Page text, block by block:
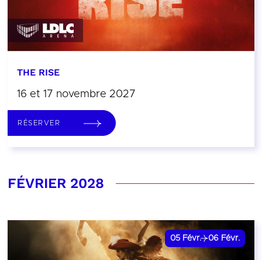
THE RISE
16 et 17 novembre 2027
RÉSERVER
FÉVRIER 2028
05 Févr. 06 Févr.